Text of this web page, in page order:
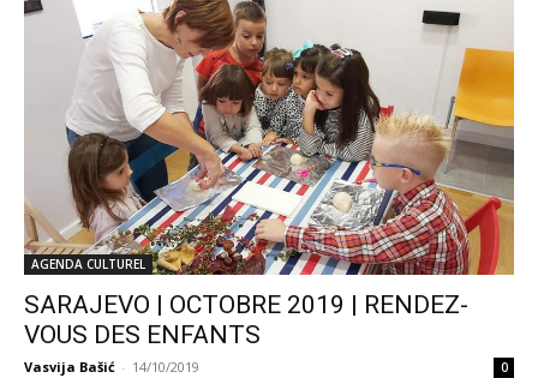
AGENDA CULTUREL
SARAJEVO | OCTOBRE 2019 | RENDEZ-
VOUS DES ENFANTS
Vasvija Bašić - 14/10/2019 0